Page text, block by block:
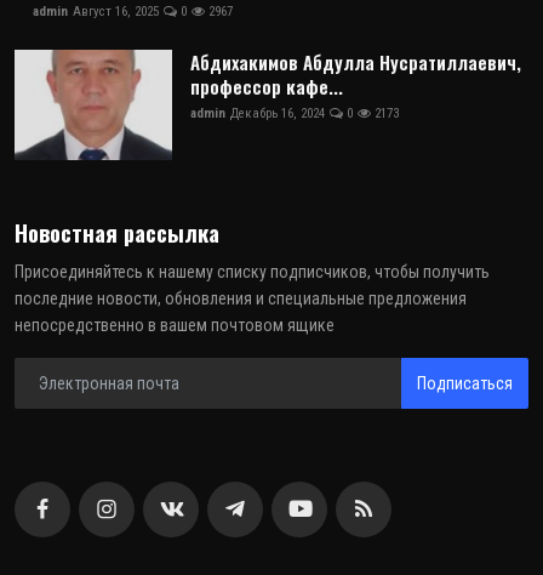
admin Август 16, 2025 0 2967
Абдихакимов Абдулла Нусратиллаевич,
профессор кафе...
admin Декабрь 16, 2024 0 2173
Новостная рассылка
Присоединяйтесь к нашему списку подписчиков, чтобы получить
последние новости, обновления и специальные предложения
непосредственно в вашем почтовом ящике
Подписаться